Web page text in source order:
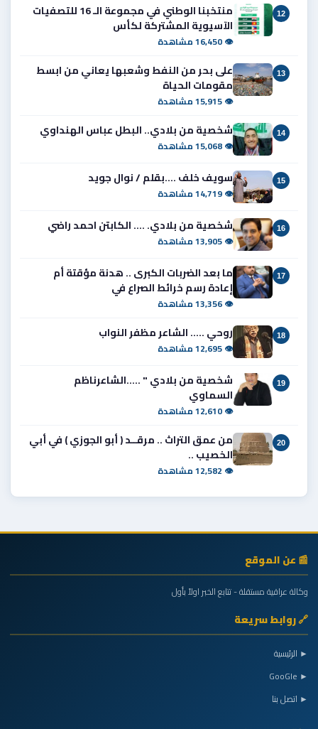
12
منتخبنا الوطني في مجموعة الـ 16 للتصفيات
الآسيوية المشتركة لكأس
👁 16,450 مشاهدة
13
على بحر من النفط وشعبها يعاني من ابسط
مقومات الحياة
👁 15,915 مشاهدة
14 شخصية من بلادي.. البطل عباس الهنداوي
👁 15,068 مشاهدة
15 سويف خلف ....بقلم / نوال جويد
👁 14,719 مشاهدة
16 شخصية من بلادي. .... الكابتن احمد راضي
👁 13,905 مشاهدة
17
ما بعد الضربات الكبرى .. هدنة مؤقتة أم
إعادة رسم خرائط الصراع في
👁 13,356 مشاهدة
18 روحي ..... الشاعر مظفر النواب
👁 12,695 مشاهدة
19
شخصية من بلادي " .....الشاعرناظم
السماوي
👁 12,610 مشاهدة
20
من عمق التراث .. مرقــد ( أبو الجوزي ) في أبي
الخصيب ..
👁 12,582 مشاهدة
📰 عن الموقع
وكالة عراقية مستقلة - تتابع الخبر اولاً بأول
🔗 روابط سريعة
► الرئيسية
► GooGle
► اتصل بنا